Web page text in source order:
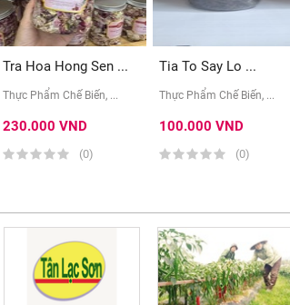
Tra Hoa Hong Sen ...
Thực Phẩm Chế Biến, ...
230.000 VND
(0)
Tia To Say Lo ...
Thực Phẩm Chế Biến, ...
100.000 VND
(0)